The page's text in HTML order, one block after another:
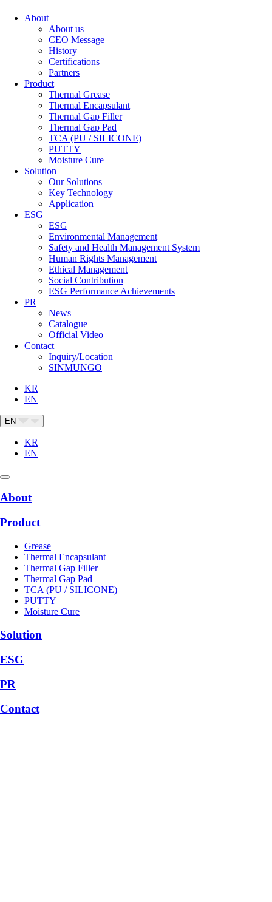
About
About us
CEO Message
History
Certifications
Partners
Product
Thermal Grease
Thermal Encapsulant
Thermal Gap Filler
Thermal Gap Pad
TCA (PU / SILICONE)
PUTTY
Moisture Cure
Solution
Our Solutions
Key Technology
Application
ESG
ESG
Environmental Management
Safety and Health Management System
Human Rights Management
Ethical Management
Social Contribution
ESG Performance Achievements
PR
News
Catalogue
Official Video
Contact
Inquiry/Location
SINMUNGO
KR
EN
EN
KR
EN
About
Product
Grease
Thermal Encapsulant
Thermal Gap Filler
Thermal Gap Pad
TCA (PU / SILICONE)
PUTTY
Moisture Cure
Solution
ESG
PR
Contact